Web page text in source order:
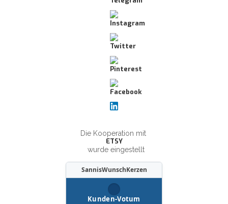
Die Kooperation mit
ETSY
wurde eingestellt
SannisWunschKerzen
Kunden-Votum